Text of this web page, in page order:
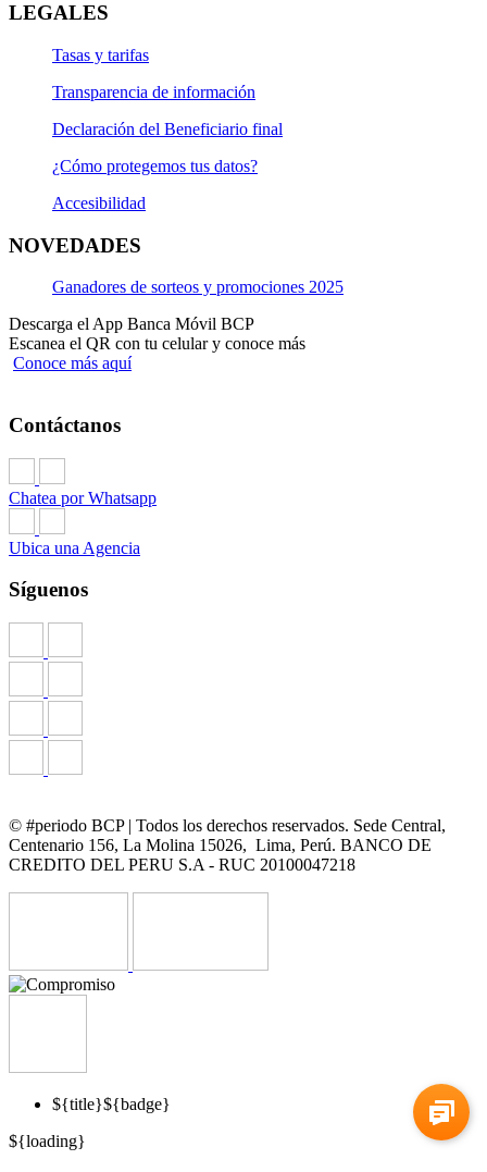
LEGALES
Tasas y tarifas
Transparencia de información
Declaración del Beneficiario final
¿Cómo protegemos tus datos?
Accesibilidad
NOVEDADES
Ganadores de sorteos y promociones 2025
Descarga el App Banca Móvil BCP
Escanea el QR con tu celular y conoce más
Conoce más aquí
Contáctanos
Chatea por Whatsapp
Ubica una Agencia
Síguenos
© #periodo BCP | Todos los derechos reservados. Sede Central,
Centenario 156, La Molina 15026, Lima, Perú. BANCO DE
CREDITO DEL PERU S.A - RUC 20100047218
${title}${badge}
${loading}